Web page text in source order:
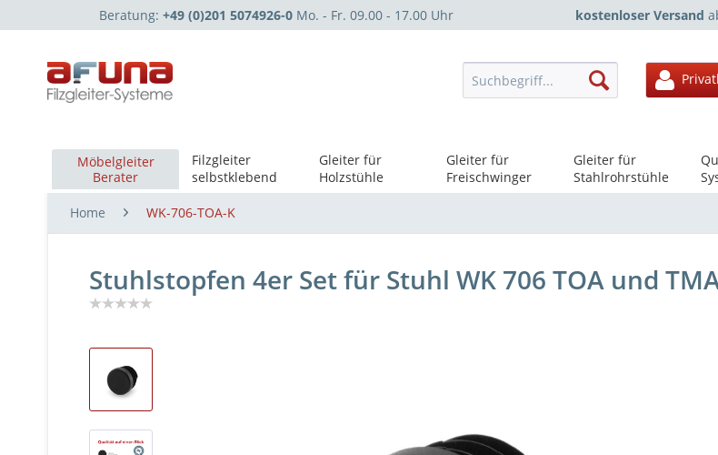
Beratung:+49 (0)201 5074926-0 Mo. - Fr. 09.00 - 17.00 Uhr kostenloser Versand
Möbelgleiter
Berater
Filzgleiter
selbstklebend
Gleiter für
Holzstühle
Gleiter für
Freischwinger
Gleiter für
Stahlrohrstühle
Home WK-706-TOA-K
Stuhlstopfen 4er Set für Stuhl WK 706 TOA und